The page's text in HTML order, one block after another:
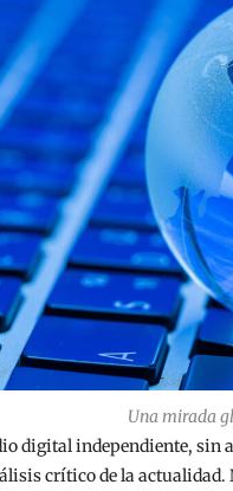
Una mirada
digital independiente,
crítico de la